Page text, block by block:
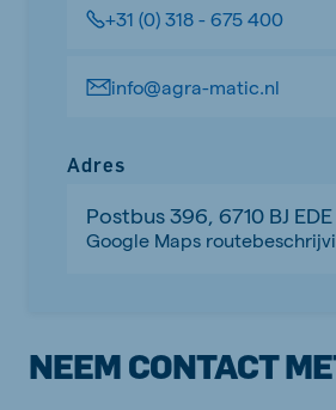
NEEM CONTACT
+31 (0) 318 - 675 400
info@agra-matic.nl
Adres
Postbus 396, 6710 BJ EDE
Google Maps